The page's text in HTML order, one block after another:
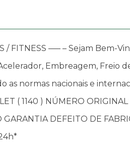
FITNESS —– – Sejam Bem-
Embreagem, Freio
normas nacionais e
( 1140 ) NÚMERO
DEFEITO DE